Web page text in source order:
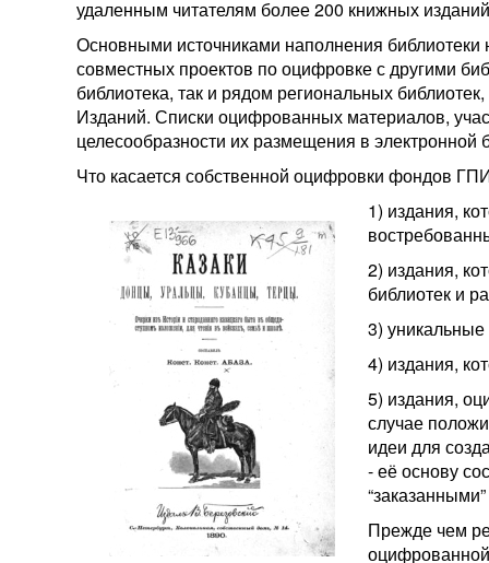
удаленным читателям более 200 книжных
Основными источниками наполнения
совместных проектов по оцифровке с другими
библиотека, так и рядом региональных
Изданий. Списки оцифрованных материалов,
целесообразности их размещения в электронной
Что касается собственной оцифровки фондов
1) издания,
2) издания,
библиотек и
3)
4) издания,
5) издания,
случае
идеи для
- её основу
Прежде чем